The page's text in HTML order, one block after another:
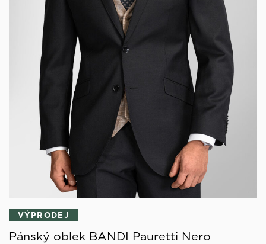
VÝPRODEJ
Pánský oblek BANDI Pauretti Nero